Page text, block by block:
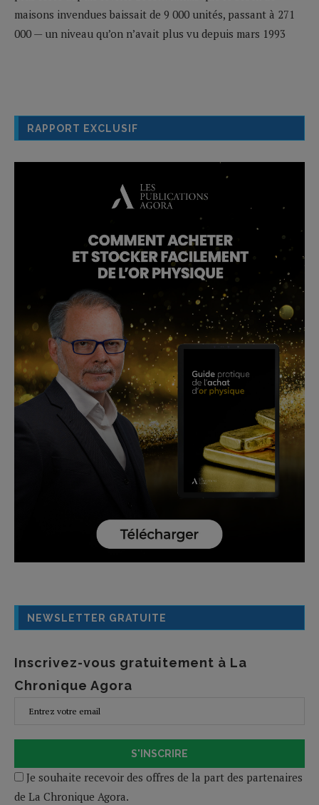
maisons invendues baissait de 9 000 unités, passant à 271
000 — un niveau qu’on n’avait plus vu depuis mars 1993
RAPPORT EXCLUSIF
NEWSLETTER GRATUITE
Inscrivez-vous gratuitement à La
Chronique Agora
S'INSCRIRE
Je souhaite recevoir des offres de la part des partenaires
de La Chronique Agora.